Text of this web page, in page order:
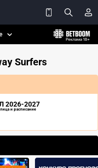
Surfers
2026-2027
и расписание